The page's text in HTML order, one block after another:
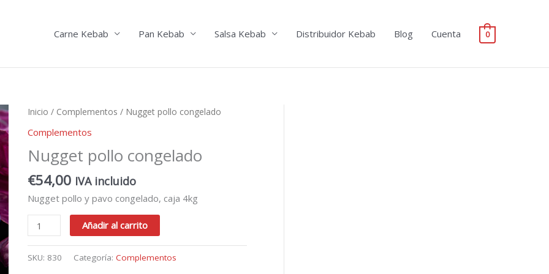
Carne Kebab Pan Kebab Salsa Kebab Distribuidor Kebab Blog Cuenta 0
Inicio / Complementos / Nugget pollo congelado
Complementos
Nugget pollo congelado
€54,00 IVA incluido
Nugget pollo y pavo congelado, caja 4kg
Nugget
pollo
Añadir al carrito
SKU: 830 Categoría: Complementos